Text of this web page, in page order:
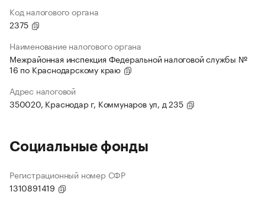
Код налогового органа
2375
Наименование налогового органа
Межрайонная инспекция Федеральной налоговой службы №
16 по Краснодарскому краю
Адрес налоговой
350020, Краснодар г, Коммунаров ул, д 235
Социальные фонды
Регистрационный номер СФР
1310891419